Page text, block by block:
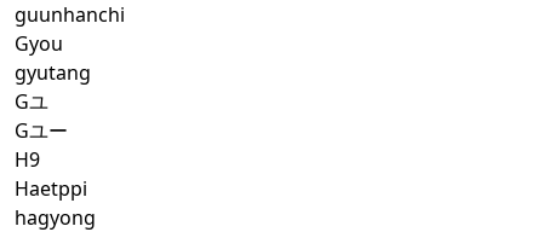
guunhanchi
Gyou
gyutang
Gユ
Gユー
H9
Haetppi
hagyong